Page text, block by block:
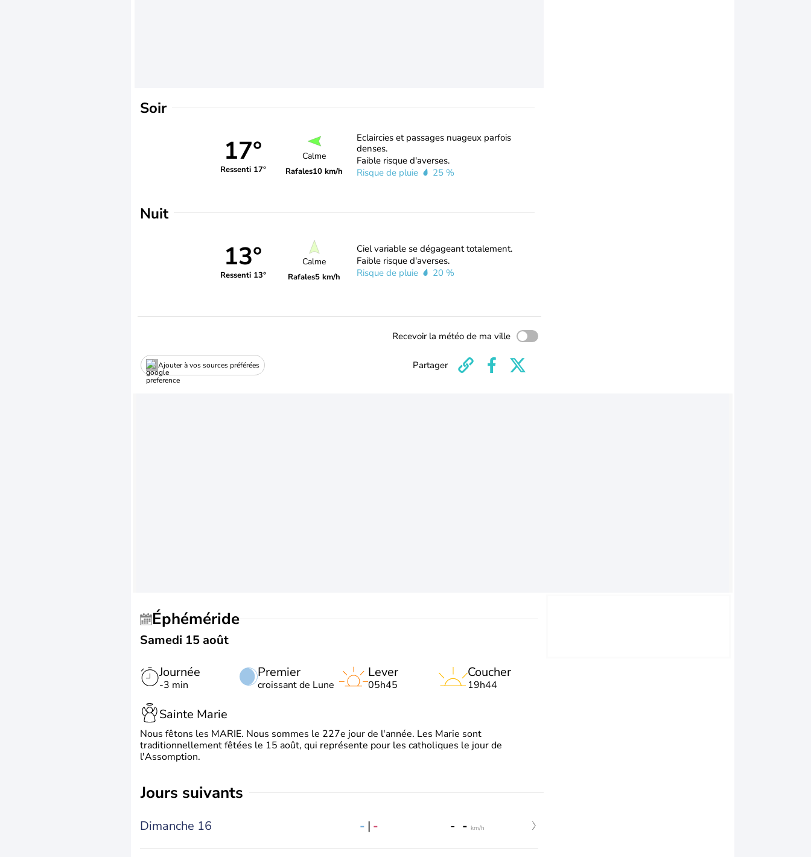
Soir
17°
Ressenti 17°
Calme
Rafales10 km/h
Eclaircies et passages nuageux parfois
denses.
Faible risque d'averses.
Risque de pluie
25 %
Nuit
13°
Ressenti 13°
Calme
Rafales5 km/h
Ciel variable se dégageant totalement.
Faible risque d'averses.
Risque de pluie
20 %
Recevoir la météo de ma ville
Ajouter à vos sources préférées Partager
Éphéméride
Samedi 15 août
Journée
-3 min
Premier
croissant de Lune
Lever
05h45
Coucher
19h44
Sainte Marie
Nous fêtons les MARIE. Nous sommes le 227e jour de l'année. Les Marie sont
traditionnellement fêtées le 15 août, qui représente pour les catholiques le jour de
l'Assomption.
jours suivants
Dimanche 16 - | - - - km/h